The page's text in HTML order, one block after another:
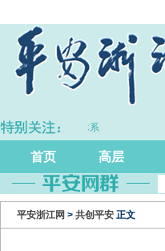
治理电诈工作体系
首页 高层
平安浙江网 > 共创平安 正文